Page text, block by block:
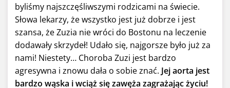
byliśmy najszczęśliwszymi rodzicami na świecie.
Słowa lekarzy, że wszystko jest już dobrze i jest
szansa, że Zuzia nie wróci do Bostonu na leczenie
dodawały skrzydeł! Udało się, najgorsze było już za
nami! Niestety… Choroba Zuzi jest bardzo
agresywna i znowu dała o sobie znać. Jej aorta jest
bardzo wąska i wciąż się zawęża zagrażając życiu!